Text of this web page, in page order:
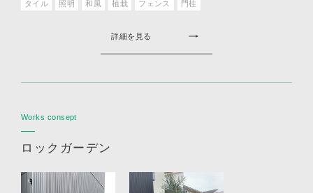
タイル 照明 和風 植栽 フェンス 門柱
詳細を見る
Works consept
ロックガーデン